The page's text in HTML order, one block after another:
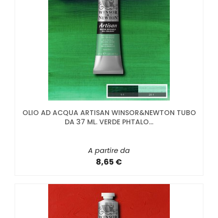
OLIO AD ACQUA ARTISAN WINSOR&NEWTON TUBO
DA 37 ML. VERDE PHTALO...
A partire da
8,65 €